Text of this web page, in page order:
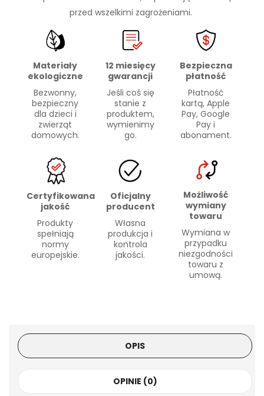
przed wszelkimi zagrożeniami.
Materiały
ekologiczne
Bezwonny,
bezpieczny
dla dzieci i
zwierząt
domowych.
12 miesięcy
gwarancji
Jeśli coś się
stanie z
produktem,
wymienimy
go.
Bezpieczna
płatność
Płatność
kartą, Apple
Pay, Google
Pay i
abonament.
Certyfikowana
jakość
Produkty
spełniają
normy
europejskie.
Oficjalny
producent
Własna
produkcja i
kontrola
jakości.
Możliwość
wymiany
towaru
Wymiana w
przypadku
niezgodności
towaru z
umową.
OPIS
OPINIE (0)